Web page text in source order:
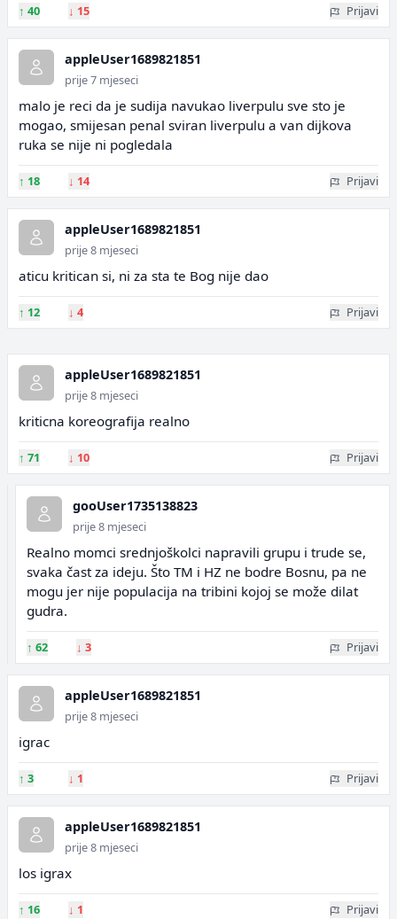
↑ 40 ↓ 15 Prijavi
appleUser1689821851
prije 7 mjeseci
malo je reci da je sudija navukao liverpulu sve sto je
mogao, smijesan penal sviran liverpulu a van dijkova
ruka se nije ni pogledala
↑ 18 ↓ 14 Prijavi
appleUser1689821851
prije 8 mjeseci
aticu kritican si, ni za sta te Bog nije dao
↑ 12 ↓ 4 Prijavi
appleUser1689821851
prije 8 mjeseci
kriticna koreografija realno
↑ 71 ↓ 10 Prijavi
gooUser1735138823
prije 8 mjeseci
Realno momci srednjoškolci napravili grupu i trude se,
svaka čast za ideju. Što TM i HZ ne bodre Bosnu, pa ne
mogu jer nije populacija na tribini kojoj se može dilat
gudra.
↑ 62 ↓ 3 Prijavi
appleUser1689821851
prije 8 mjeseci
igrac
↑ 3 ↓ 1 Prijavi
appleUser1689821851
prije 8 mjeseci
los igrax
↑ 16 ↓ 1 Prijavi